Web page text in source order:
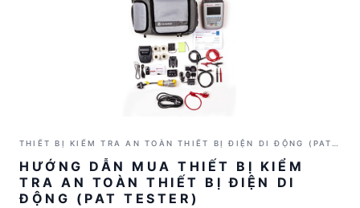
THIẾT BỊ KIỂM TRA AN TOÀN THIẾT BỊ ĐIỆN DI ĐỘNG (PAT
HƯỚNG DẪN MUA THIẾT BỊ KIỂM
TRA AN TOÀN THIẾT BỊ ĐIỆN DI
ĐỘNG (PAT TESTER)